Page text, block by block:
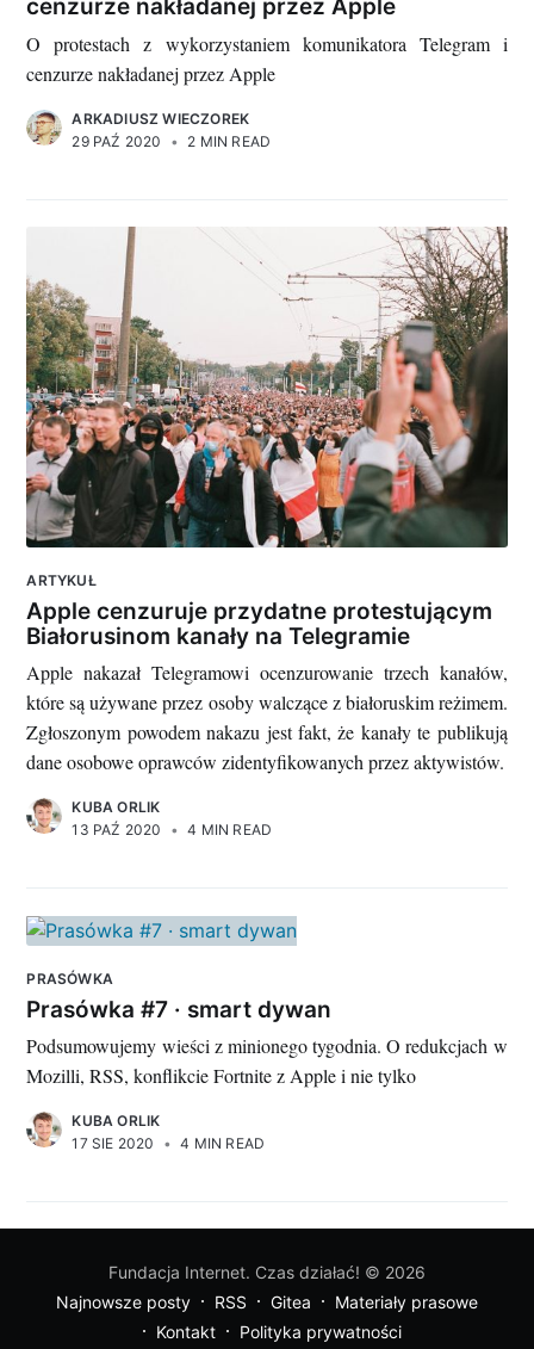
cenzurze nakładanej przez Apple
O protestach z wykorzystaniem komunikatora Telegram i
cenzurze nakładanej przez Apple
ARKADIUSZ WIECZOREK
29 PAŹ 2020
• 2 MIN READ
ARTYKUŁ
Apple cenzuruje przydatne protestującym
Białorusinom kanały na Telegramie
Apple nakazał Telegramowi ocenzurowanie trzech kanałów,
które są używane przez osoby walczące z białoruskim reżimem.
Zgłoszonym powodem nakazu jest fakt, że kanały te publikują
dane osobowe oprawców zidentyfikowanych przez aktywistów.
KUBA ORLIK
13 PAŹ 2020
• 4 MIN READ
PRASÓWKA
Prasówka #7 · smart dywan
Podsumowujemy wieści z minionego tygodnia. O redukcjach w
Mozilli, RSS, konflikcie Fortnite z Apple i nie tylko
KUBA ORLIK
17 SIE 2020
• 4 MIN READ
Fundacja Internet. Czas działać! © 2026
Najnowsze posty
RSS Gitea
Materiały prasowe
Kontakt
Polityka prywatności